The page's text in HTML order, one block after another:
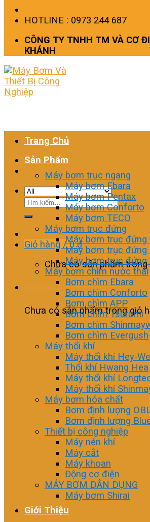
HOTLINE : 0973 244 687
CÔNG TY TNHH TM VÀ CƠ
KHÁNH
Tìm
Giỏ hàng /0₫
Chưa có sản phẩm trong
Giỏ hàng
Chưa có sản phẩm trong giỏ
Trang Chủ
Sản Phẩm
Máy bơm trục ngang
Máy bơm Ebara
Máy bơm Pentax
Máy bơm Conforto
Máy bơm TECO
Máy bơm trục đứng
Máy bơm trục đứng
Máy bơm trục đứng
Máy bơm trục đứng
Máy bơm chìm nước thải
Bơm chìm Ebara
Bơm chìm Conforto
Bơm chìm APP
Bơm chìm Tsurumi
Bơm chìm
Bơm chìm Evergush
Máy thổi khí
Máy thổi khí Hey-
Thổi khí Hwang Hea
Máy thổi khí
Máy thổi khí
Máy bơm hóa chất
Bơm định lượng
Bơm định lượng
Thiết bị công nghiệp
Máy nén khí
Máy cắt
Máy khoan
Động cơ điện
MÁY BƠM DÂN DỤNG
Máy bơm Shirai
Giới Thiệu